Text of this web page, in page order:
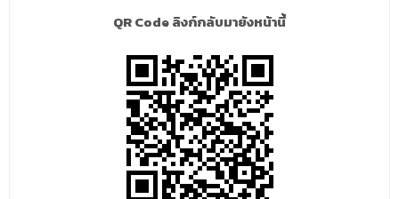
QR Code ลิงก์กลับมายังหน้านี้